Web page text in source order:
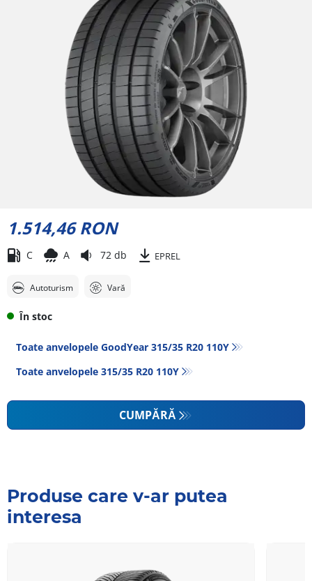
1.514,46 RON
C A 72 db EPREL
Autoturism Vară
În stoc
Toate anvelopele GoodYear 315/35 R20 110Y
Toate anvelopele‎ 315/35 R20 110Y
CUMPĂRĂ
Produse care v-ar putea
interesa